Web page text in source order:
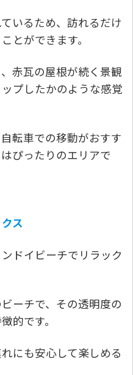
いるため、訪れるだけ
とができます。
赤瓦の屋根が続く景観
プしたかのような感覚
転車での移動がおすす
ぴったりのエリアで
ス
ドイビーチでリラック
ーチで、その透明度の
的です。
にも安心して楽しめる